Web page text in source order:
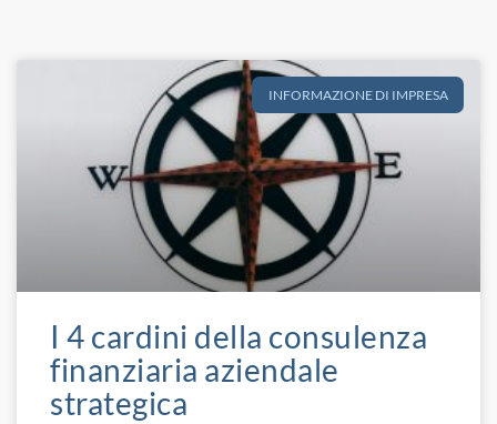
INFORMAZIONE DI IMPRESA
I 4 cardini della consulenza
finanziaria aziendale
strategica